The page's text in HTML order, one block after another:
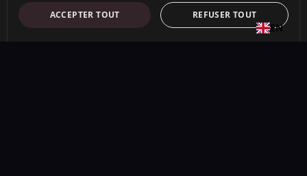
EN
ACCEPTER TOUT REFUSER TOUT